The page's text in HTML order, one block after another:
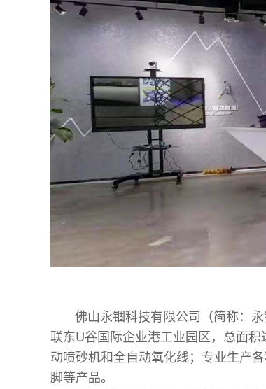
佛山永锢科技有限公司 （简称：
联东U谷国际企业港工业园区，总面
动喷砂机和全自动氧化线；专业生产
脚等产品。